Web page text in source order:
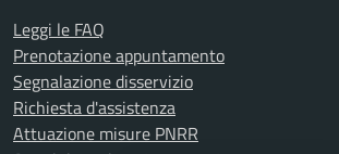
Leggi le FAQ
Prenotazione appuntamento
Segnalazione disservizio
Richiesta d'assistenza
Attuazione misure PNRR